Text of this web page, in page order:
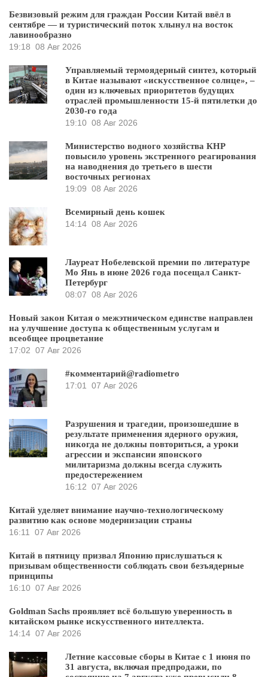
Безвизовый режим для граждан России Китай ввёл в
сентябре — и туристический поток хлынул на восток
лавинообразно
19:18 08 Авг 2026
Управляемый термоядерный синтез, который
в Китае называют «искусственное солнце», –
один из ключевых приоритетов будущих
отраслей промышленности 15-й пятилетки до
2030-го года
19:10 08 Авг 2026
Министерство водного хозяйства КНР
повысило уровень экстренного реагирования
на наводнения до третьего в шести
восточных регионах
19:09 08 Авг 2026
Всемирный день кошек
14:14 08 Авг 2026
Лауреат Нобелевской премии по литературе
Мо Янь в июне 2026 года посещал Санкт-
Петербург
08:07 08 Авг 2026
Новый закон Китая о межэтническом единстве направлен
на улучшение доступа к общественным услугам и
всеобщее процветание
17:02 07 Авг 2026
#комментарий@radiometro
17:01 07 Авг 2026
Разрушения и трагедии, произошедшие в
результате применения ядерного оружия,
никогда не должны повториться, а уроки
агрессии и экспансии японского
милитаризма должны всегда служить
предостережением
16:12 07 Авг 2026
Китай уделяет внимание научно-технологическому
развитию как основе модернизации страны
16:11 07 Авг 2026
Китай в пятницу призвал Японию прислушаться к
призывам общественности соблюдать свои безъядерные
принципы
16:10 07 Авг 2026
Goldman Sachs проявляет всё большую уверенность в
китайском рынке искусственного интеллекта.
14:14 07 Авг 2026
Летние кассовые сборы в Китае с 1 июня по
31 августа, включая предпродажи, по